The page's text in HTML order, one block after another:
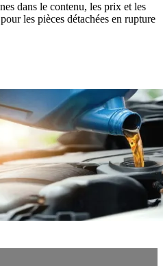
dans le contenu, les prix et les
les pièces détachées en rupture